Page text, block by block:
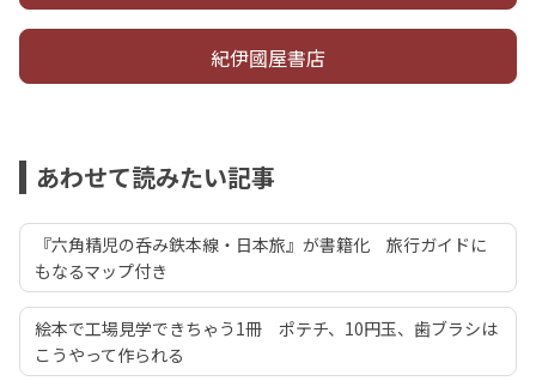
紀伊國屋書店
あわせて読みたい記事
『六角精児の呑み鉄本線・日本旅』が書籍化 旅行ガイドに
もなるマップ付き
絵本で工場見学できちゃう1冊 ポテチ、10円玉、歯ブラシは
こうやって作られる